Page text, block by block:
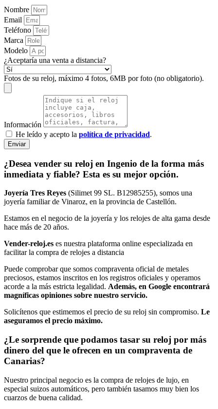
Nombre
Email
Teléfono
Marca
Modelo
¿Aceptaría una venta a distancia?
Fotos de su reloj, máximo 4 fotos, 6MB por foto (no obligatorio).
Información
He leído y acepto la política de privacidad.
Enviar
¿Desea vender su reloj en Ingenio de la forma más
inmediata y fiable? Esta es su mejor opción.
Joyería Tres Reyes (Silimet 99 SL. B12985255), somos una
joyería familiar de Vinaroz, en la provincia de Castellón.
Estamos en el negocio de la joyería y los relojes de alta gama desde
hace más de 20 años.
Vender-reloj.es es nuestra plataforma online especializada en
facilitar la compra de relojes a distancia
Puede comprobar que somos compraventa oficial de metales
preciosos, estamos inscritos en los registros oficiales y operamos
acorde a la más estricta legalidad. Además, en Google encontrará
magníficas opiniones sobre nuestro servicio.
Solicítenos que estimemos el precio de su reloj sin compromiso. Le
aseguramos el precio máximo.
¿Le sorprende que podamos tasar su reloj por más
dinero del que le ofrecen en un compraventa de
Canarias?
Nuestro principal negocio es la compra de relojes de lujo, en
especial suizos automáticos, pero también tasamos muy bien los
cuarzos de buena calidad.